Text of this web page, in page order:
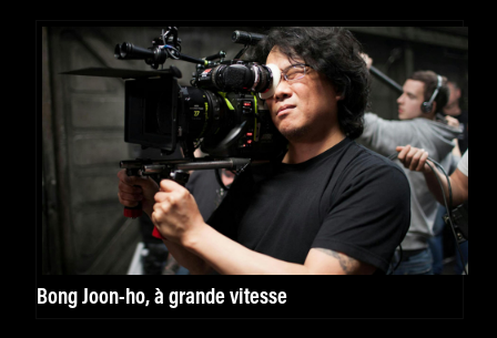
Bong Joon-ho, à grande vitesse